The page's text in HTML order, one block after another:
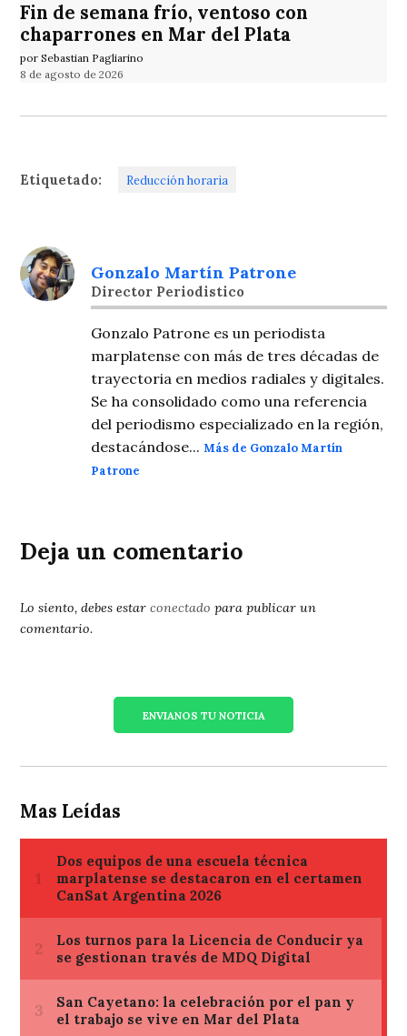
Fin de semana frío, ventoso con
chaparrones en Mar del Plata
por Sebastian Pagliarino
8 de agosto de 2026
Etiquetado: Reducción horaria
Gonzalo Martín Patrone
Director Periodistico
Gonzalo Patrone es un periodista
marplatense con más de tres décadas de
trayectoria en medios radiales y digitales.
Se ha consolidado como una referencia
del periodismo especializado en la región,
destacándose...Más de Gonzalo Martín
Patrone
Deja un comentario
Lo siento, debes estarconectado para publicar un
comentario.
ENVIANOS TU NOTICIA
Mas Leídas